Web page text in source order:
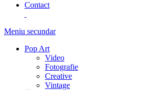
Contact
Meniu secundar
Pop Art
Video
Fotografie
Creative
Vintage